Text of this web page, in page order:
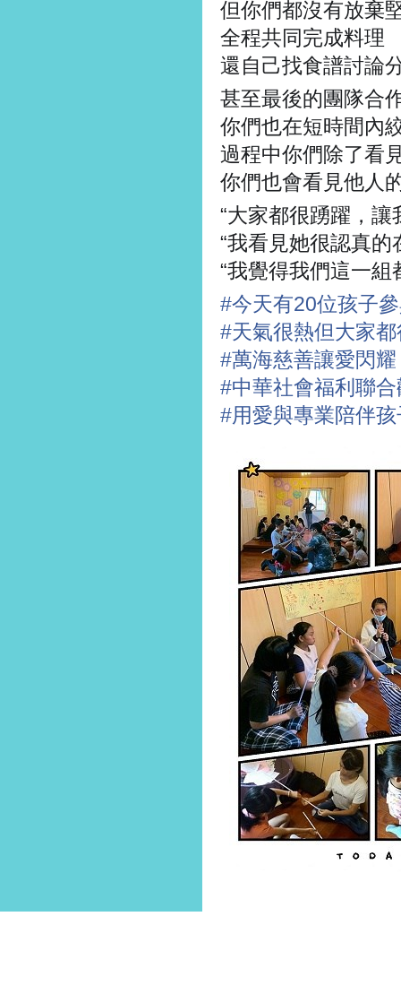
但你們都沒有放棄
全程共同完成料理
還自己找食譜討論
甚至最後的團隊合
你們也在短時間內
過程中你們除了看
你們也會看見他人
“大家都很踴躍，讓
“我看見她很認真的
“我覺得我們這一組
#今天有20位孩子
#天氣很熱但大家
#萬海慈善讓愛閃耀
#中華社會福利聯
#用愛與專業陪伴